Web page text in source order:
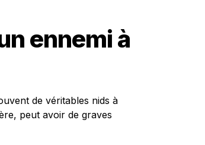
ennemi à
de véritables nids à
peut avoir de graves